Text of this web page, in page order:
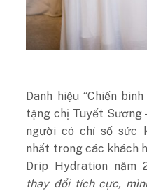
Danh hiệu “Chiến
tặng chị Tuyết Sương
người có chỉ số sức
nhất trong các khách
Drip Hydration năm
thay đổi tích cực,